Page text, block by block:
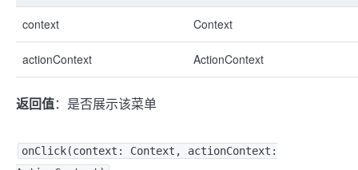
context Context
actionContext ActionContext
返回值：是否展示该菜单
onClick(context: Context, actionContext: